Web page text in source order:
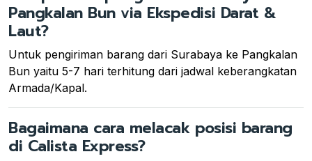
Pangkalan Bun via Ekspedisi Darat &
Laut?
Untuk pengiriman barang dari Surabaya ke Pangkalan
Bun yaitu 5-7 hari terhitung dari jadwal keberangkatan
Armada/Kapal.
Bagaimana cara melacak posisi barang
di Calista Express?